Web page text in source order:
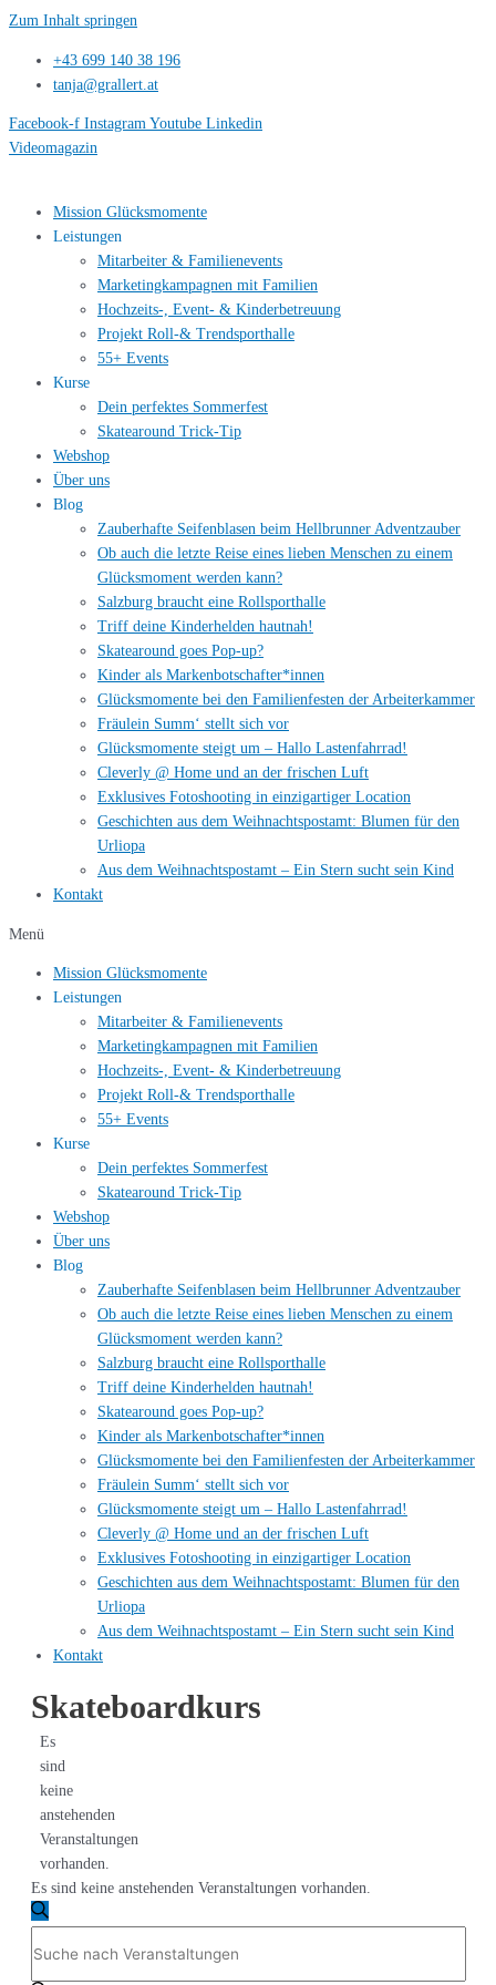
Zum Inhalt springen
+43 699 140 38 196
tanja@grallert.at
Facebook-f Instagram Youtube Linkedin
Videomagazin
Mission Glücksmomente
Leistungen
Mitarbeiter & Familienevents
Marketingkampagnen mit Familien
Hochzeits-, Event- & Kinderbetreuung
Projekt Roll-& Trendsporthalle
55+ Events
Kurse
Dein perfektes Sommerfest
Skatearound Trick-Tip
Webshop
Über uns
Blog
Zauberhafte Seifenblasen beim Hellbrunner Adventzauber
Ob auch die letzte Reise eines lieben Menschen zu einem
Glücksmoment werden kann?
Salzburg braucht eine Rollsporthalle
Triff deine Kinderhelden hautnah!
Skatearound goes Pop-up?
Kinder als Markenbotschafter*innen
Glücksmomente bei den Familienfesten der Arbeiterkammer
Fräulein Summ‘ stellt sich vor
Glücksmomente steigt um – Hallo Lastenfahrrad!
Cleverly @ Home und an der frischen Luft
Exklusives Fotoshooting in einzigartiger Location
Geschichten aus dem Weihnachtspostamt: Blumen für den
Urliopa
Aus dem Weihnachtspostamt – Ein Stern sucht sein Kind
Kontakt
Menü
Mission Glücksmomente
Leistungen
Mitarbeiter & Familienevents
Marketingkampagnen mit Familien
Hochzeits-, Event- & Kinderbetreuung
Projekt Roll-& Trendsporthalle
55+ Events
Kurse
Dein perfektes Sommerfest
Skatearound Trick-Tip
Webshop
Über uns
Blog
Zauberhafte Seifenblasen beim Hellbrunner Adventzauber
Ob auch die letzte Reise eines lieben Menschen zu einem
Glücksmoment werden kann?
Salzburg braucht eine Rollsporthalle
Triff deine Kinderhelden hautnah!
Skatearound goes Pop-up?
Kinder als Markenbotschafter*innen
Glücksmomente bei den Familienfesten der Arbeiterkammer
Fräulein Summ‘ stellt sich vor
Glücksmomente steigt um – Hallo Lastenfahrrad!
Cleverly @ Home und an der frischen Luft
Exklusives Fotoshooting in einzigartiger Location
Geschichten aus dem Weihnachtspostamt: Blumen für den
Urliopa
Aus dem Weihnachtspostamt – Ein Stern sucht sein Kind
Kontakt
Skateboardkurs
Es
sind
keine
anstehenden
Veranstaltungen
vorhanden.
Es sind keine anstehenden Veranstaltungen vorhanden.
Veranstaltungen
Suche
Suche
Schlüsselwort